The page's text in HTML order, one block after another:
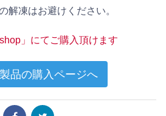
解凍はお避けください。
」にてご購入頂けます
品の購入ページへ